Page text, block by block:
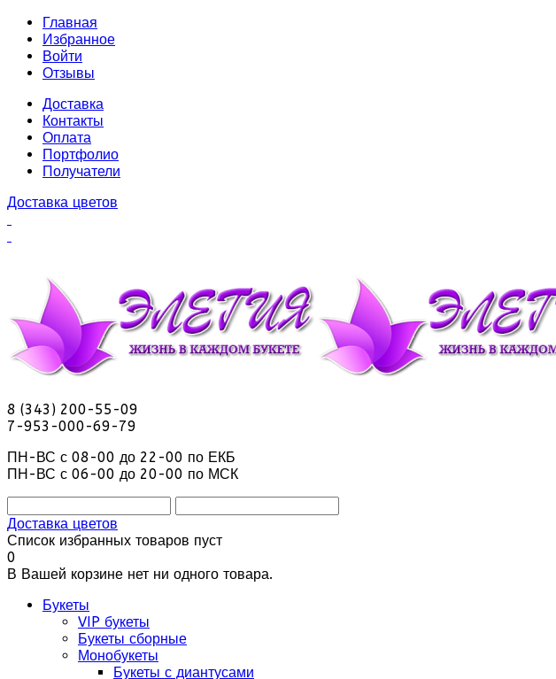
Главная
Избранное
Войти
Отзывы
Доставка
Контакты
Оплата
Портфолио
Получатели
Доставка цветов
8 (343) 200-55-09
7-953-000-69-79
ПН-ВС с 08-00 до 22-00 по ЕКБ
ПН-ВС с 06-00 до 20-00 по МСК
Доставка цветов
Список избранных товаров пуст
0
В Вашей корзине нет ни одного товара.
Букеты
VIP букеты
Букеты сборные
Монобукеты
Букеты с диантусами